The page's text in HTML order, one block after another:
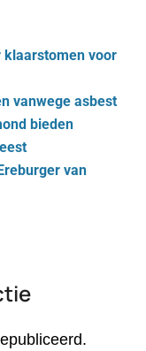
klaar­sto­men voor
vanwege asbest
bieden
van